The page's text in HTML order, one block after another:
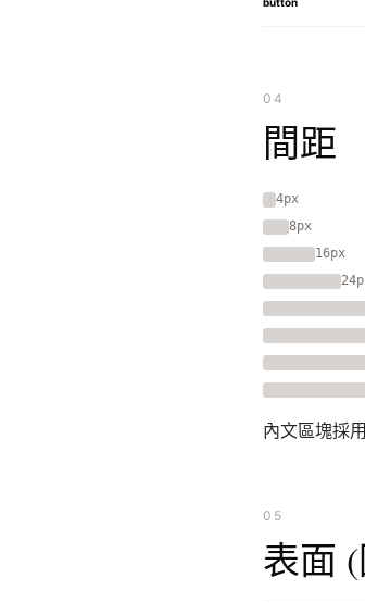
04
間距
4px
8px
16px
內文區塊採
05
表面